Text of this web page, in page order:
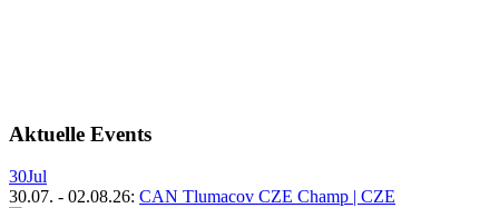
Aktuelle Events
30Jul
30.07. - 02.08.26: CAN Tlumacov CZE Champ | CZE